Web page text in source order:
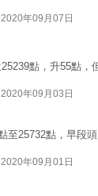
2020年09月07日
點，升55點，
2020年09月03日
至25732點，早段
2020年09月01日